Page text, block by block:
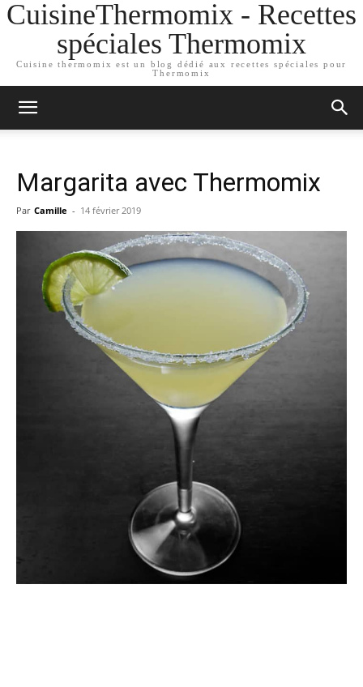
CuisineThermomix - Recettes
spéciales Thermomix
Cuisine thermomix est un blog dédié aux recettes spéciales pour
Thermomix
Margarita avec Thermomix
Par Camille - 14 février 2019